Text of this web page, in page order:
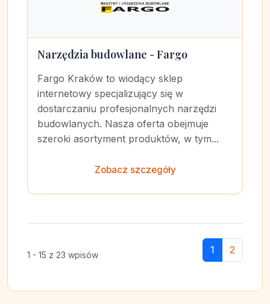
Narzędzia budowlane - Fargo
Fargo Kraków to wiodący sklep
internetowy specjalizujący się w
dostarczaniu profesjonalnych narzędzi
budowlanych. Nasza oferta obejmuje
szeroki asortyment produktów, w tym...
Zobacz szczegóły
1 - 15 z 23 wpisów 1 2